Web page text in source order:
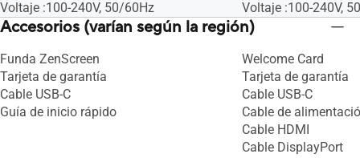
Voltaje :100-240V, 50/60Hz
Voltaje :100-240V,
Accesorios (varían según la región)
Funda ZenScreen
Tarjeta de garantía
Cable USB-C
Guía de inicio rápido
Welcome Card
Tarjeta de garantía
Cable USB-C
Cable de
Cable HDMI
Cable DisplayPort